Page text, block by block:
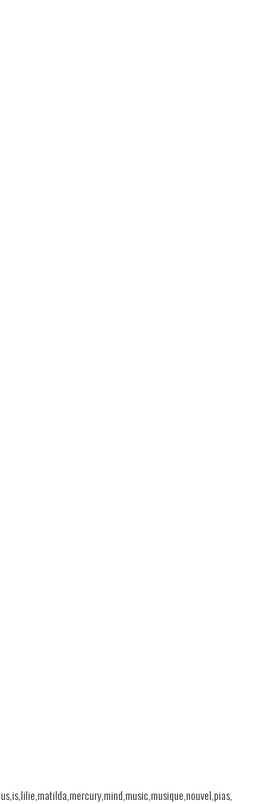
islilie matilda mercurymind music musique nouvel pias